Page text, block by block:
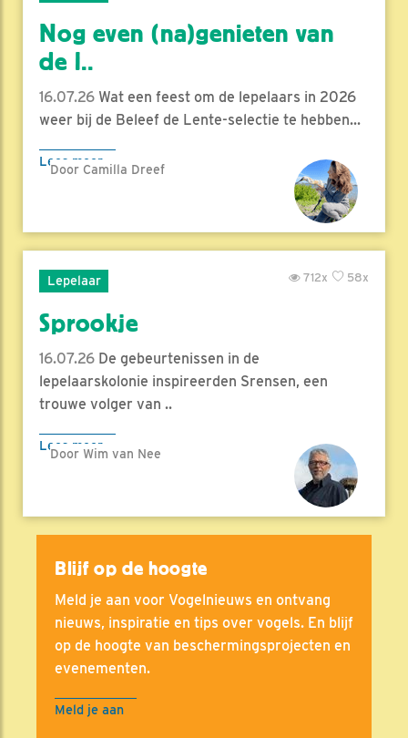
Nog even (na)genieten van
de l..
16.07.26 Wat een feest om de lepelaars in 2026
weer bij de Beleef de Lente-selectie te hebben...
Lees meer
Door Camilla Dreef
Lepelaar 58x
712x
Sprookje
16.07.26 De gebeurtenissen in de
lepelaarskolonie inspireerden Srensen, een
trouwe volger van ..
Lees meer
Door Wim van Nee
Blijf op de hoogte
Meld je aan voor Vogelnieuws en ontvang
nieuws, inspiratie en tips over vogels. En blijf
op de hoogte van beschermingsprojecten en
evenementen.
Meld je aan